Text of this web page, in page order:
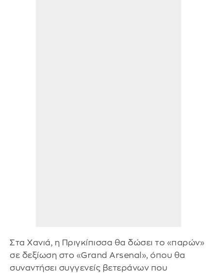
Στα Χανιά, η Πριγκίπισσα θα δώσει το «παρών»
σε δεξίωση στο «Grand Arsenal», όπου θα
συναντήσει συγγενείς βετεράνων που